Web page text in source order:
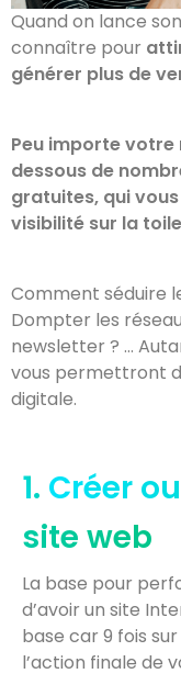
Quand on lance
connaître pour
générer plus de
Peu importe
dessous de
gratuites, qui
visibilité sur la
Comment séduire
Dompter les
newsletter ? …
vous permettront
digitale.
1. Créer
site web
La base pour
d’avoir un site
base car 9 fois
l’action finale de